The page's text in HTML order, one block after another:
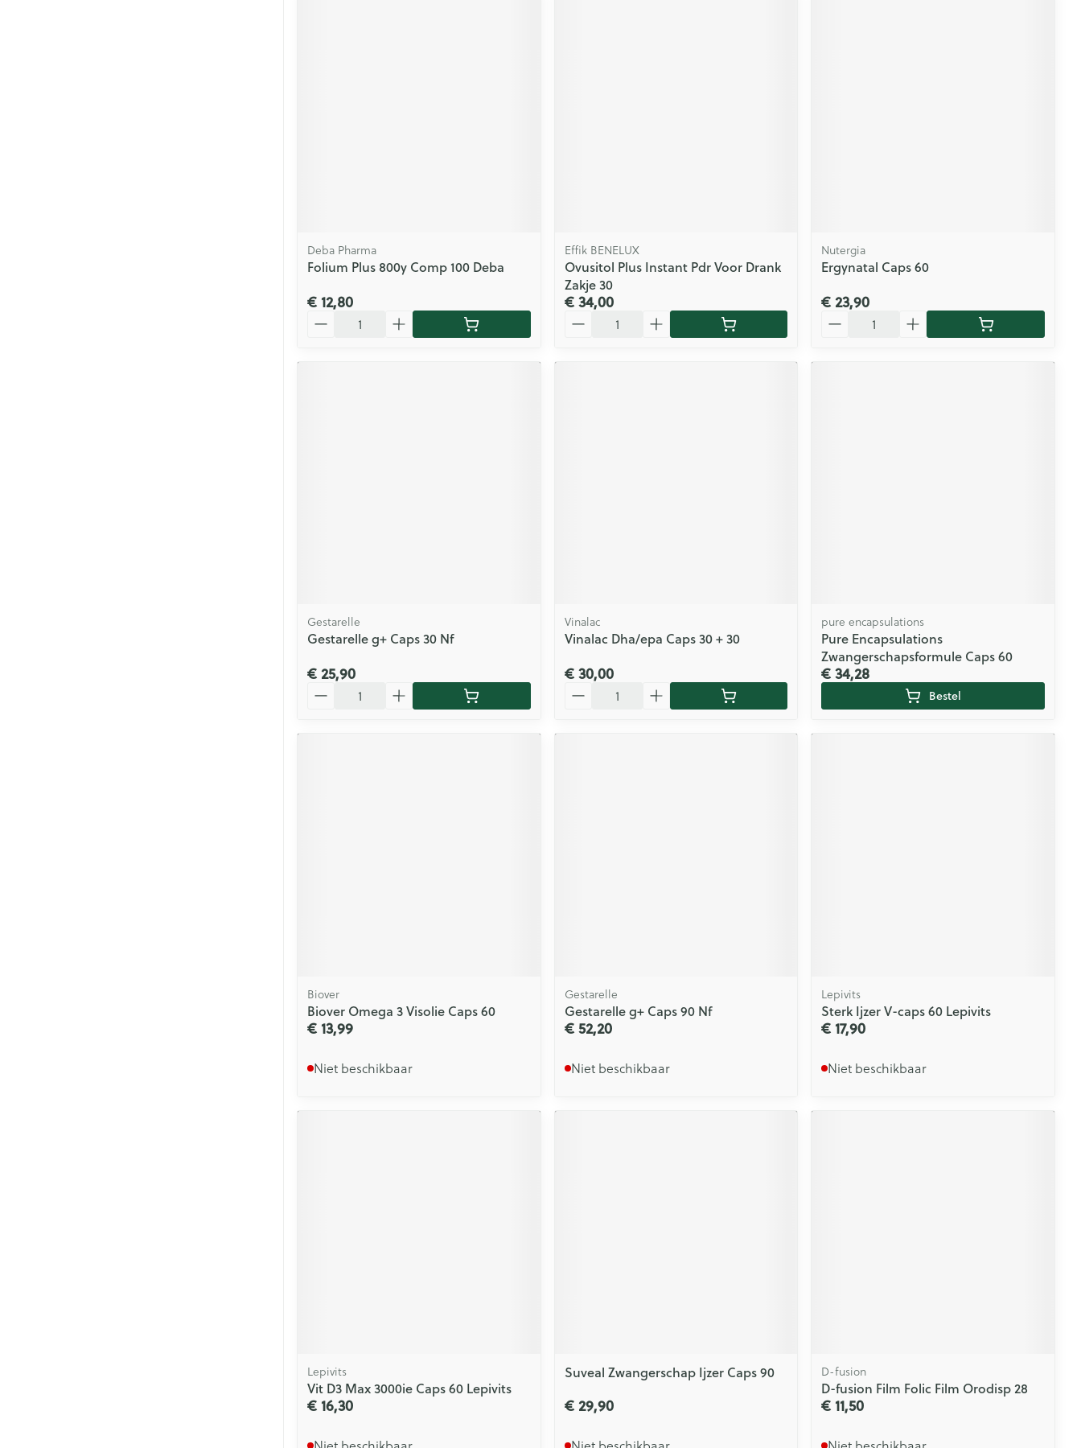
Deba Pharma
Folium Plus 800y Comp 100 Deba
€ 12,80
Effik BENELUX
Ovusitol Plus Instant Pdr Voor Drank
Zakje 30
€ 34,00
Nutergia
Ergynatal Caps 60
€ 23,90
Gestarelle
Gestarelle g+ Caps 30 Nf
€ 25,90
Vinalac
Vinalac Dha/epa Caps 30 + 30
€ 30,00
pure encapsulations
Pure Encapsulations
Zwangerschapsformule Caps 60
€ 34,28
Bestel
Biover
Biover Omega 3 Visolie Caps 60
€ 13,99
Niet beschikbaar
Gestarelle
Gestarelle g+ Caps 90 Nf
€ 52,20
Niet beschikbaar
Lepivits
Sterk Ijzer V-caps 60 Lepivits
€ 17,90
Niet beschikbaar
Lepivits
Vit D3 Max 3000ie Caps 60 Lepivits
€ 16,30
Suveal Zwangerschap Ijzer Caps 90
€ 29,90
D-fusion
D-fusion Film Folic Film Orodisp 28
€ 11,50